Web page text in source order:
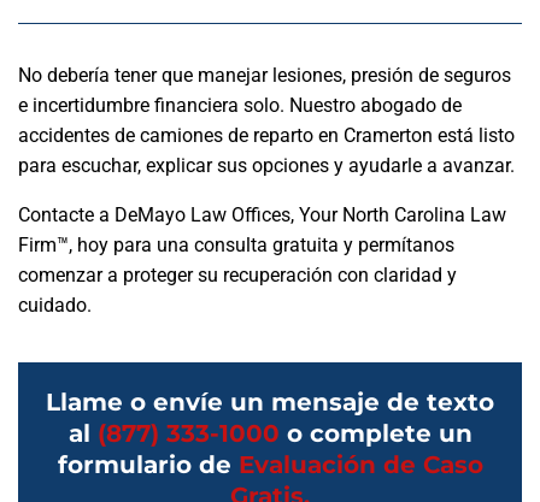
No debería tener que manejar lesiones, presión de seguros
e incertidumbre financiera solo. Nuestro abogado de
accidentes de camiones de reparto en Cramerton está listo
para escuchar, explicar sus opciones y ayudarle a avanzar.
Contacte a DeMayo Law Offices, Your North Carolina Law
Firm™, hoy para una consulta gratuita y permítanos
comenzar a proteger su recuperación con claridad y
cuidado.
Llame o envíe un mensaje de texto
al (877) 333-1000 o complete un
formulario de Evaluación de Caso
Gratis.